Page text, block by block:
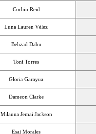
Corbin Reid
Luna Lauren Vélez
Behzad Dabu
Toni Torres
Gloria Garayua
Dameon Clarke
Milauna Jemai Jackson
Esai Morales